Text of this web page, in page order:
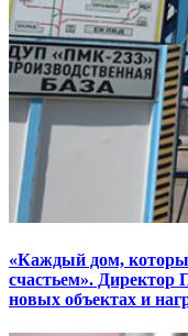
«Каждый дом,
счастьем».
новых объектах и